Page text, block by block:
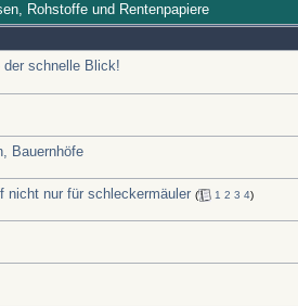
Rohstoffe und Rentenpapiere
der schnelle Blick!
Bauernhöfe
nicht nur für schleckermäuler ( 1 2 3 4)